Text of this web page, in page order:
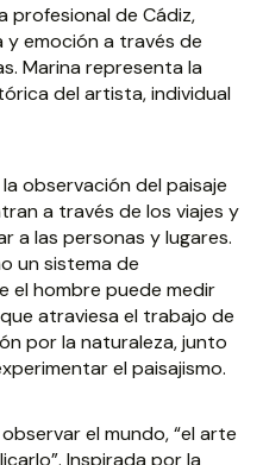
profesional de Cádiz,
y emoción a través de
Marina representa la
del artista, individual
observación del paisaje
a través de los viajes y
a las personas y lugares.
un sistema de
el hombre puede medir
atraviesa el trabajo de
por la naturaleza, junto
el paisajismo.
el mundo, “el arte
Inspirada por la